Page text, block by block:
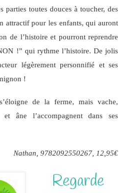
parties toutes douces à toucher, des
attractif pour les enfants, qui auront
de l’histoire et pourront reprendre
!” qui rythme l’histoire. De jolis
légèrement personnifié et ses
!
de la ferme, mais vache,
âne l’accompagnent dans ses
Nathan, 9782092550267, 12,95€
Regarde